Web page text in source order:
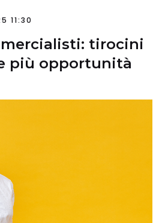
11:30
tirocini
più opportunità